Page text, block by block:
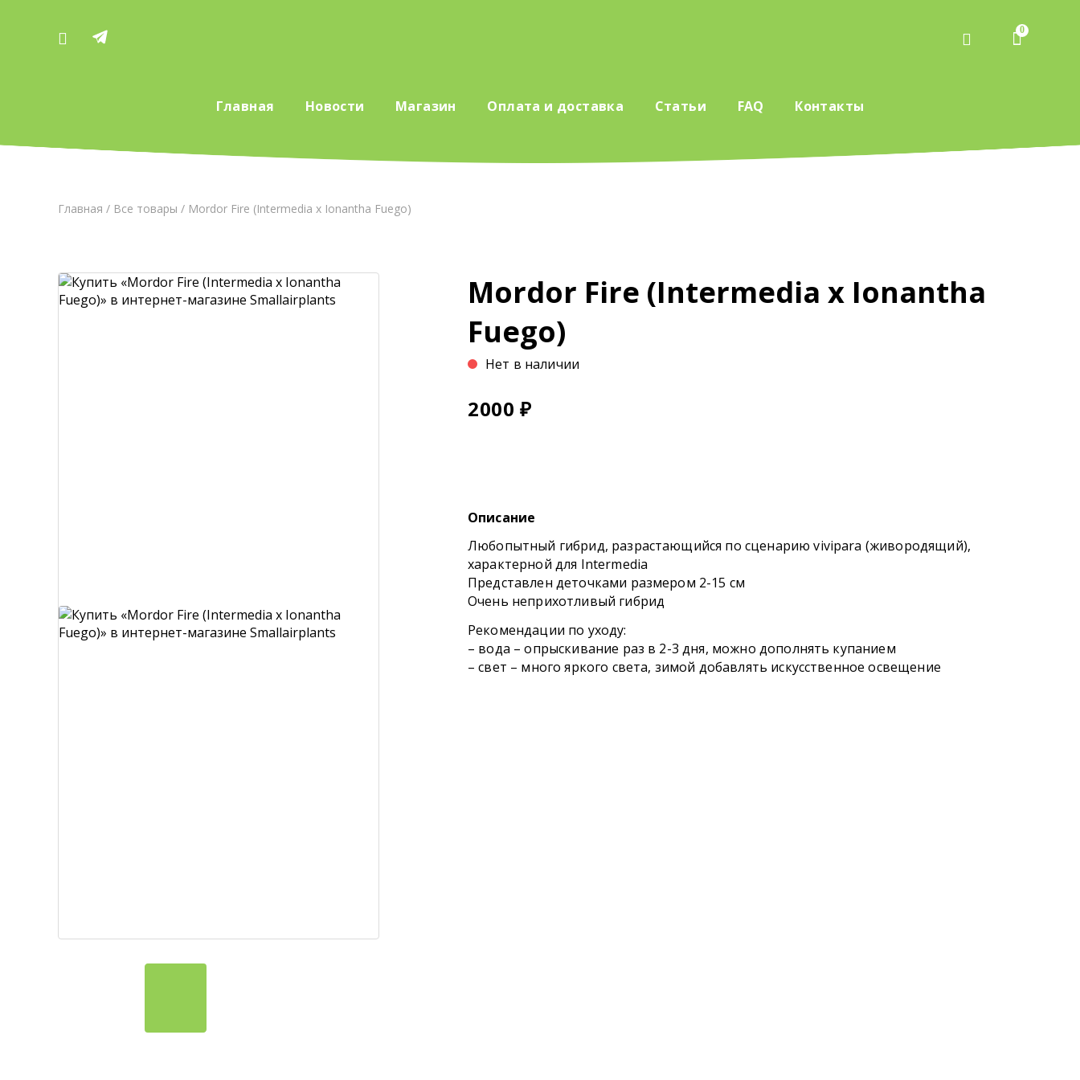
0
Главная Новости Магазин Оплата и доставка Статьи FAQ Контакты
Главная / Все товары / Mordor Fire (Intermedia x Ionantha Fuego)
Mordor Fire (Intermedia x Ionantha
Fuego)
Нет в наличии
2000 ₽
Описание
Любопытный гибрид, разрастающийся по сценарию vivipara (живородящий),
характерной для Intermedia
Представлен деточками размером 2-15 см
Очень неприхотливый гибрид
Рекомендации по уходу:
– вода – опрыскивание раз в 2-3 дня, можно дополнять купанием
– свет – много яркого света, зимой добавлять искусственное освещение